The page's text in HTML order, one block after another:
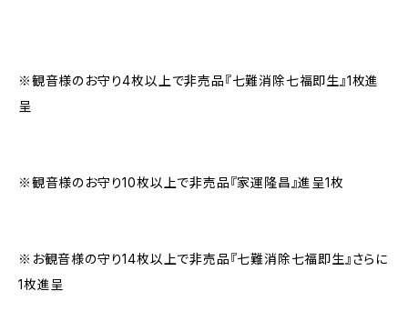
※観音様のお守り4枚以上で非売品『七難消除七福即生』1枚進
呈
※観音様のお守り10枚以上で非売品『家運隆昌』進呈1枚
※お観音様の守り14枚以上で非売品『七難消除七福即生』さらに
1枚進呈